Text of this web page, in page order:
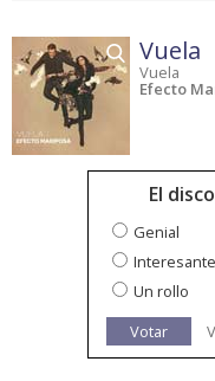
Vuela
Vuela
Efecto
El
Genial
Interesante
Un rollo
Votar